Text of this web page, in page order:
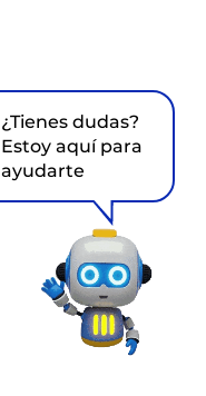
¿Tienes dudas?
Estoy aquí para
ayudarte